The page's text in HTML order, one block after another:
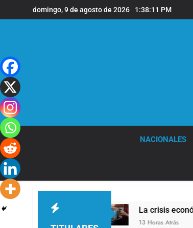
al
domingo, 9 de agosto de 2026 1:38:12 PM
NACIONALES
Reducido La crisis económica
13 Horas Atrás